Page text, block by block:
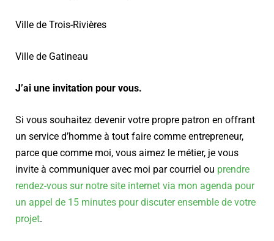
Ville de Trois-Rivières
Ville de Gatineau
J’ai une invitation pour vous.
Si vous souhaitez devenir votre propre patron en offrant
un service d’homme à tout faire comme entrepreneur,
parce que comme moi, vous aimez le métier, je vous
invite à communiquer avec moi par courriel ou prendre
rendez-vous sur notre site internet via mon agenda pour
un appel de 15 minutes pour discuter ensemble de votre
projet.